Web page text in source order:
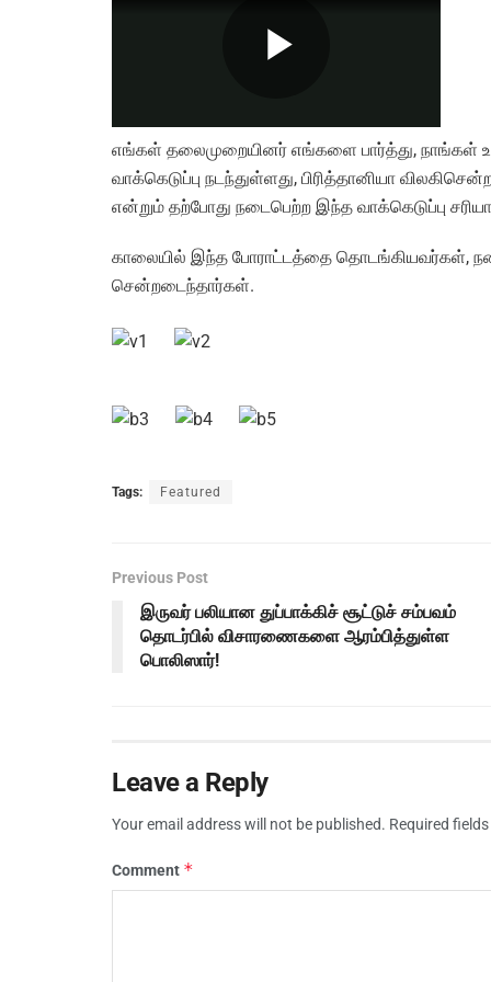
எங்கள் தலைமுறையினர் எங்களை பார்த்து, நாங்கள்
வாக்கெடுப்பு நடந்துள்ளது, பிரித்தானியா
என்றும் தற்போது நடைபெற்ற இந்த வாக்கெடுப்பு
காலையில் இந்த போராட்டத்தை தொடங்கியவர்கள்,
சென்றடைந்தார்கள்.
Tags: Featured
Previous Post
இருவர் பலியான துப்பாக்கிச் சூட்டுச் சம்பவம்
தொடர்பில் விசாரணைகளை ஆரம்பித்துள்ள
பொலிஸார்!
Leave a Reply
Your email address will not be published. Required
Comment *